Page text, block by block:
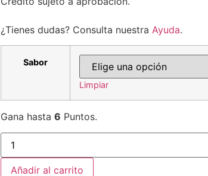
¿Tienes dudas? Consulta nuestra Ayuda.
Sabor
Limpiar
Gana hasta 6 Puntos.
Añadir al carrito